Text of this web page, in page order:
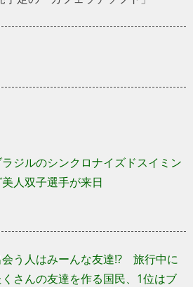
ラジルのシンクロナイズドスイミン
人双子選手が来日
会う人はみーんな友達!? 旅行中に
くさんの友達を作る国民、1位はブ